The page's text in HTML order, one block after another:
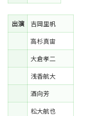
出演
吉岡里帆
高杉真宙
大倉孝二
浅香航大
酒向芳
松大航也